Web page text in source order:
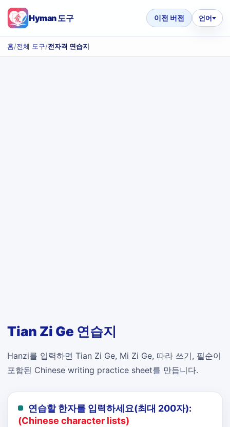
Hyman 도구 이전 버전 언어
홈/전체 도구/전자격 연습지
Tian Zi Ge 연습지
Hanzi를 입력하면 Tian Zi Ge, Mi Zi Ge, 따라 쓰기, 필순이
포함된 Chinese writing practice sheet를 만듭니다.
연습할 한자를 입력하세요(최대 200자):
(Chinese character lists)